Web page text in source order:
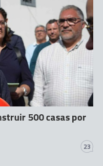
500 casas por
23